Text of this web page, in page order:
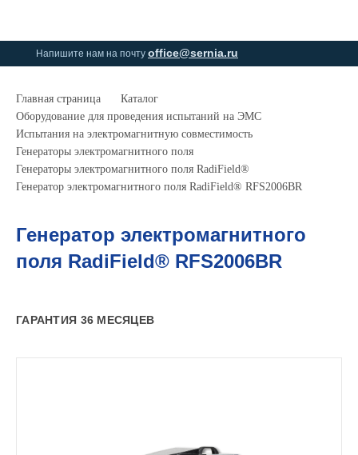
Напишите нам на почту office@sernia.ru
Главная страница
Каталог
Оборудование для проведения испытаний на ЭМС
Испытания на электромагнитную совместимость
Генераторы электромагнитного поля
Генераторы электромагнитного поля RadiField®
Генератор электромагнитного поля RadiField® RFS2006BR
Генератор электромагнитного
поля RadiField® RFS2006BR
ГАРАНТИЯ 36 МЕСЯЦЕВ